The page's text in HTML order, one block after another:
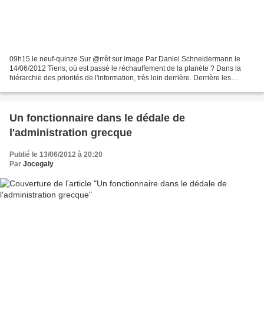
09h15 le neuf-quinze Sur @rrêt sur image Par Daniel Schneidermann le
14/06/2012 Tiens, où est passé le réchauffement de la planète ? Dans la
hiérarchie des priorités de l'information, très loin derrière. Derrière les
Un fonctionnaire dans le dédale de
l'administration grecque
Publié le 13/06/2012 à 20:20
Par Jocegaly